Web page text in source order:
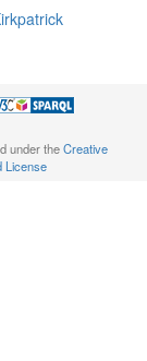
under theCreative
License